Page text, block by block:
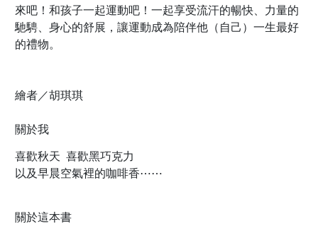
來吧！和孩子一起運動吧！一起享受流汗的暢快、力量的
馳騁、身心的舒展，讓運動成為陪伴他（自己）一生最好
的禮物。
繪者／胡琪琪
關於我
喜歡秋天 喜歡黑巧克力
以及早晨空氣裡的咖啡香⋯⋯
關於這本書